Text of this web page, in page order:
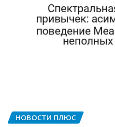
НОВОСТИ ПЛЮС